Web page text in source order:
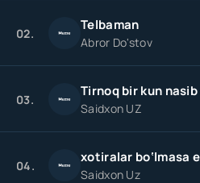
02. Telbaman
Abror Do'stov
03. Tirnoq bir kun
Saidxon UZ
04.
Saidxon Uz